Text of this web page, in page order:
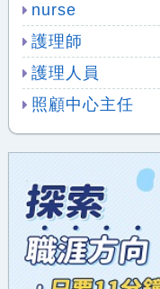
nurse
護理師
護理人員
照顧中心主任